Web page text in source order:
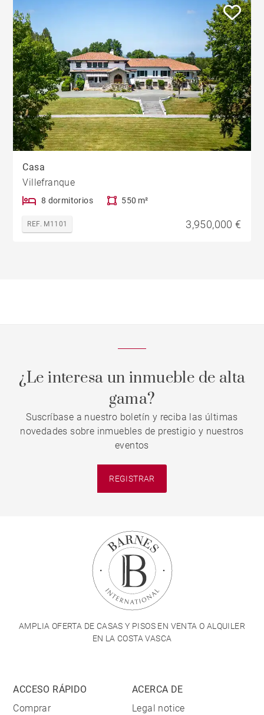
Casa
Villefranque
8 dormitorios 550 m²
REF. M1101 3,950,000 €
¿Le interesa un inmueble de alta
gama?
Suscríbase a nuestro boletín y reciba las últimas
novedades sobre inmuebles de prestigio y nuestros
eventos
REGISTRAR
AMPLIA OFERTA DE CASAS Y PISOS EN VENTA O ALQUILER
EN LA COSTA VASCA
ACCESO RÁPIDO
Comprar
ACERCA DE
Legal notice